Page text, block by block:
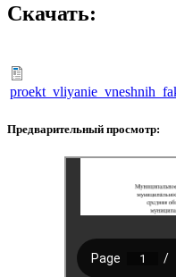
Скачать:
Предварительный просмотр: